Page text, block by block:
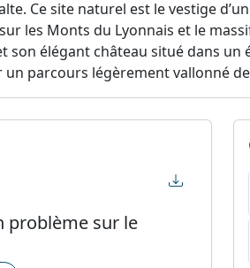
Ce site naturel est le vestige
les Monts du Lyonnais et le
son élégant château situé dans
parcours légèrement vallonné
problème sur le